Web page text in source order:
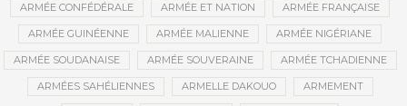
ARMÉE CONFÉDÉRALE ARMÉE ET NATION ARMÉE FRANÇAISE
ARMÉE GUINÉENNE ARMÉE MALIENNE ARMÉE NIGÉRIANE
ARMÉE SOUDANAISE ARMÉE SOUVERAINE ARMÉE TCHADIENNE
ARMÉES SAHÉLIENNES ARMELLE DAKOUO ARMEMENT